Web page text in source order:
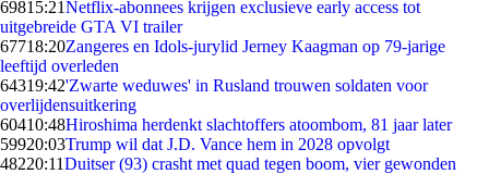
69815:21Netflix-abonnees krijgen exclusieve early access tot
uitgebreide GTA VI trailer
67718:20Zangeres en Idols-jurylid Jerney Kaagman op 79-jarige
leeftijd overleden
64319:42'Zwarte weduwes' in Rusland trouwen soldaten voor
overlijdensuitkering
60410:48Hiroshima herdenkt slachtoffers atoombom, 81 jaar later
59920:03Trump wil dat J.D. Vance hem in 2028 opvolgt
48220:11Duitser (93) crasht met quad tegen boom, vier gewonden